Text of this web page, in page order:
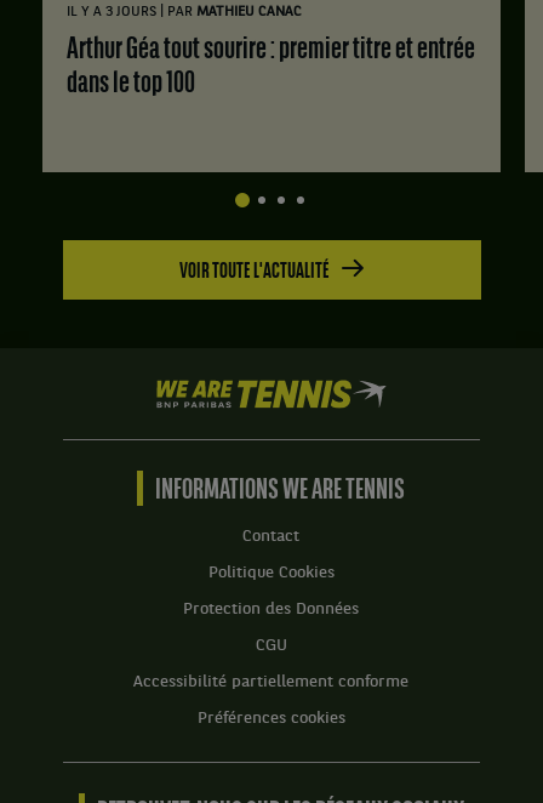
IL Y A 3 JOURS PAR MATHIEU CANAC
Arthur Géa tout sourire : premier titre et entrée
dans le top 100
VOIR TOUTE L'ACTUALITÉ
We
are
Tennis
BNP
Accueil
INFORMATIONS WE ARE TENNIS
Contact
Politique Cookies
Protection des Données
CGU
Accessibilité partiellement conforme
Préférences cookies